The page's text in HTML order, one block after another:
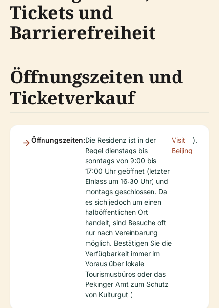
Tickets und
Barrierefreiheit
Öffnungszeiten und
Ticketverkauf
Öffnungszeiten:Die Residenz ist in der
Regel dienstags bis
sonntags von 9:00 bis
17:00 Uhr geöffnet (letzter
Einlass um 16:30 Uhr) und
montags geschlossen. Da
es sich jedoch um einen
halböffentlichen Ort
handelt, sind Besuche oft
nur nach Vereinbarung
möglich. Bestätigen Sie die
Verfügbarkeit immer im
Voraus über lokale
Tourismusbüros oder das
Pekinger Amt zum Schutz
von Kulturgut (
Visit
Beijing
).